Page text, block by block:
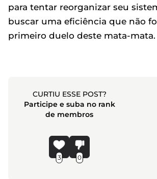
para tentar reorganizar seu
buscar uma eficiência que não
primeiro duelo deste mata-mata.
CURTIU ESSE POST?
Participe e suba no rank
de membros
3 0